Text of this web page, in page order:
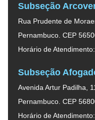
Subseção
Rua Prudente de
Pernambuco. CEP
Horário de
Subseção
Avenida Artur Padilha,
Pernambuco. CEP
Horário de